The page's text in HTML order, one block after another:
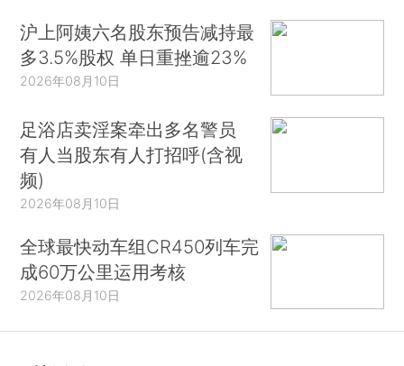
沪上阿姨六名股东预告减持最
多3.5%股权 单日重挫逾23%
2026年08月10日
足浴店卖淫案牵出多名警员
有人当股东有人打招呼(含视
频)
2026年08月10日
全球最快动车组CR450列车完
成60万公里运用考核
2026年08月10日